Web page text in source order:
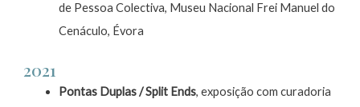
de Pessoa Colectiva, Museu Nacional Frei Manuel do
Cenáculo, Évora
2021
Pontas Duplas / Split Ends, exposição com curadoria